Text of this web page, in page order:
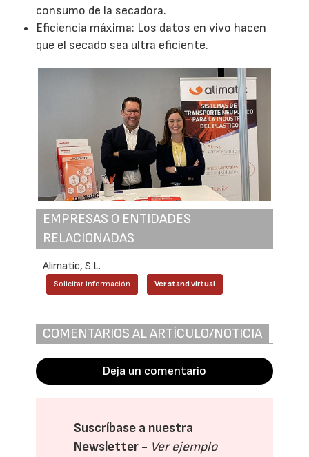
consumo de la secadora.
Eficiencia máxima: Los datos en vivo hacen
que el secado sea ultra eficiente.
EMPRESAS O ENTIDADES
RELACIONADAS
Alimatic, S.L.
Solicitar información Ver stand virtual
COMENTARIOS AL ARTÍCULO/NOTICIA
Deja un comentario
Suscríbase a nuestra
Newsletter - Ver ejemplo